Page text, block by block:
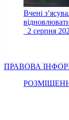
Вчені
2 серпня
ПРАВОВА